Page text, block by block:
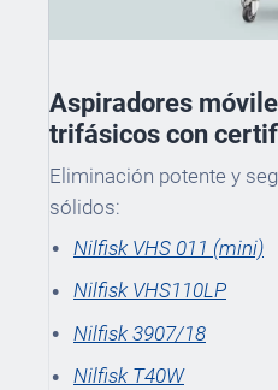
Aspiradores
trifásicos con
Eliminación potente y
sólidos:
Nilfisk VHS 011 (mini)
Nilfisk VHS110LP
Nilfisk 3907/18
Nilfisk T40W